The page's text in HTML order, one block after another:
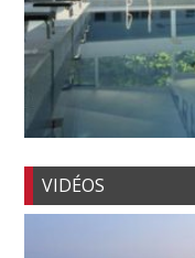
VIDÉOS